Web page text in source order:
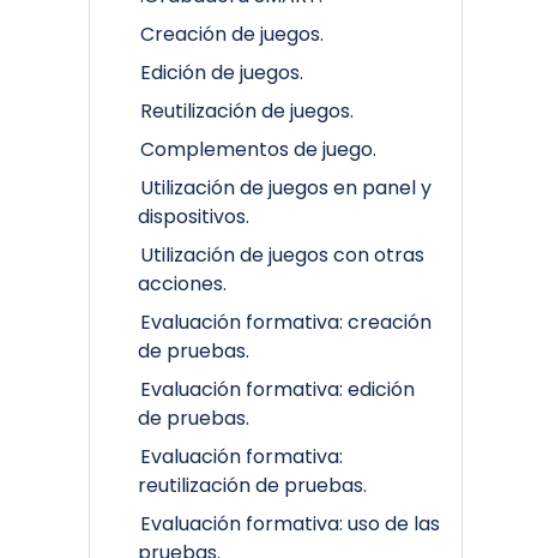
Creación de juegos.
Edición de juegos.
Reutilización de juegos.
Complementos de juego.
Utilización de juegos en panel y
dispositivos.
Utilización de juegos con otras
acciones.
Evaluación formativa: creación
de pruebas.
Evaluación formativa: edición
de pruebas.
Evaluación formativa:
reutilización de pruebas.
Evaluación formativa: uso de las